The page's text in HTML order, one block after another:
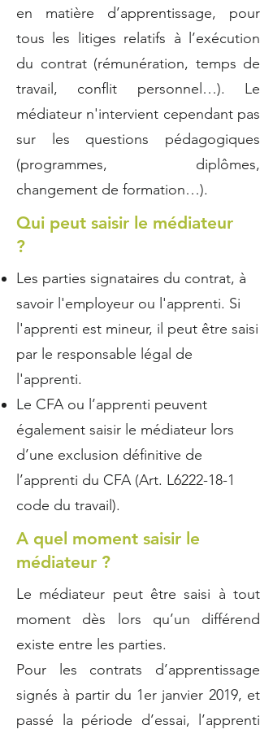
en matière d’apprentissage, pour
tous les litiges relatifs à l’exécution
du contrat (rémunération, temps de
travail, conflit personnel…). Le
médiateur n'intervient cependant pas
sur les questions pédagogiques
(programmes, diplômes,
changement de formation…).
Qui peut saisir le médiateur
?
Les parties signataires du contrat, à
savoir l'employeur ou l'apprenti. Si
l'apprenti est mineur, il peut être saisi
par le responsable légal de
l'apprenti.
Le CFA ou l’apprenti peuvent
également saisir le médiateur lors
d’une exclusion définitive de
l’apprenti du CFA (Art. L6222-18-1
code du travail).
A quel moment saisir le
médiateur ?
Le médiateur peut être saisi à tout
moment dès lors qu’un différend
existe entre les parties.
Pour les contrats d’apprentissage
signés à partir du 1er janvier 2019, et
passé la période d’essai, l’apprenti